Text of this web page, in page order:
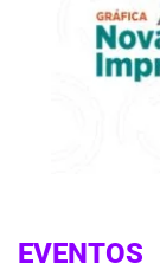
EVENTOS